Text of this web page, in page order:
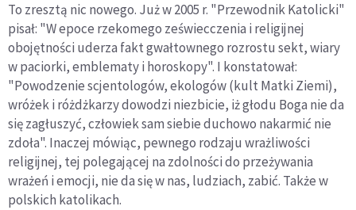
To zresztą nic nowego. Już w 2005 r. "Przewodnik Katolicki"
pisał: "W epoce rzekomego zeświecczenia i religijnej
obojętności uderza fakt gwałtownego rozrostu sekt, wiary
w paciorki, emblematy i horoskopy". I konstatował:
"Powodzenie scjentologów, ekologów (kult Matki Ziemi),
wróżek i różdżkarzy dowodzi niezbicie, iż głodu Boga nie da
się zagłuszyć, człowiek sam siebie duchowo nakarmić nie
zdoła". Inaczej mówiąc, pewnego rodzaju wrażliwości
religijnej, tej polegającej na zdolności do przeżywania
wrażeń i emocji, nie da się w nas, ludziach, zabić. Także w
polskich katolikach.